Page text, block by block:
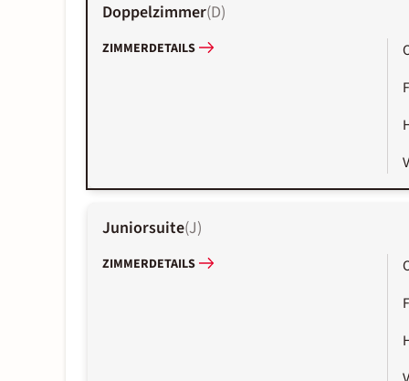
Doppelzimmer(D)
ZIMMERDETAILS
Juniorsuite(J)
ZIMMERDETAILS